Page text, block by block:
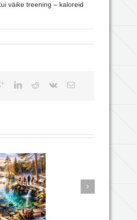
väike treening – kaloreid
The Nordic
Conference 2026